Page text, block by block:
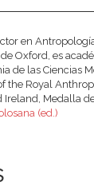
en
Oxford, es
de las Ciencias
the Royal
Medalla de
(ed.)